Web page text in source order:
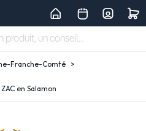
Franche-Comté
en Salamon